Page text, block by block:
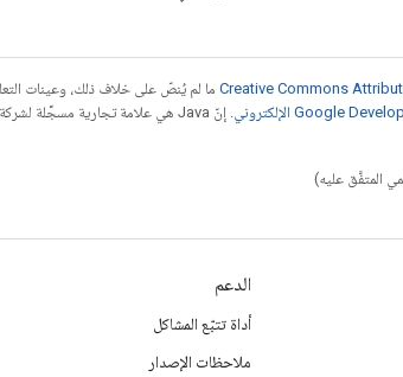
ما لم يُنصّ على خلاف ذلك، وعينات
الدعم
أداة تتبّع المشاكل
ملاحظات الإصدار